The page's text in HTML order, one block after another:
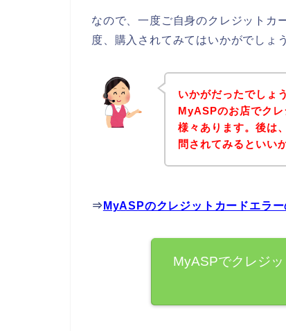
なので、一度ご自身のクレジットカ
度、購入されてみてはいかがでしょ
いかがだったでしょ
MyASPのお店でク
様々あります。後は
問されてみるといい
⇒ MyASPのクレジットカードエラ
MyASPでクレジ